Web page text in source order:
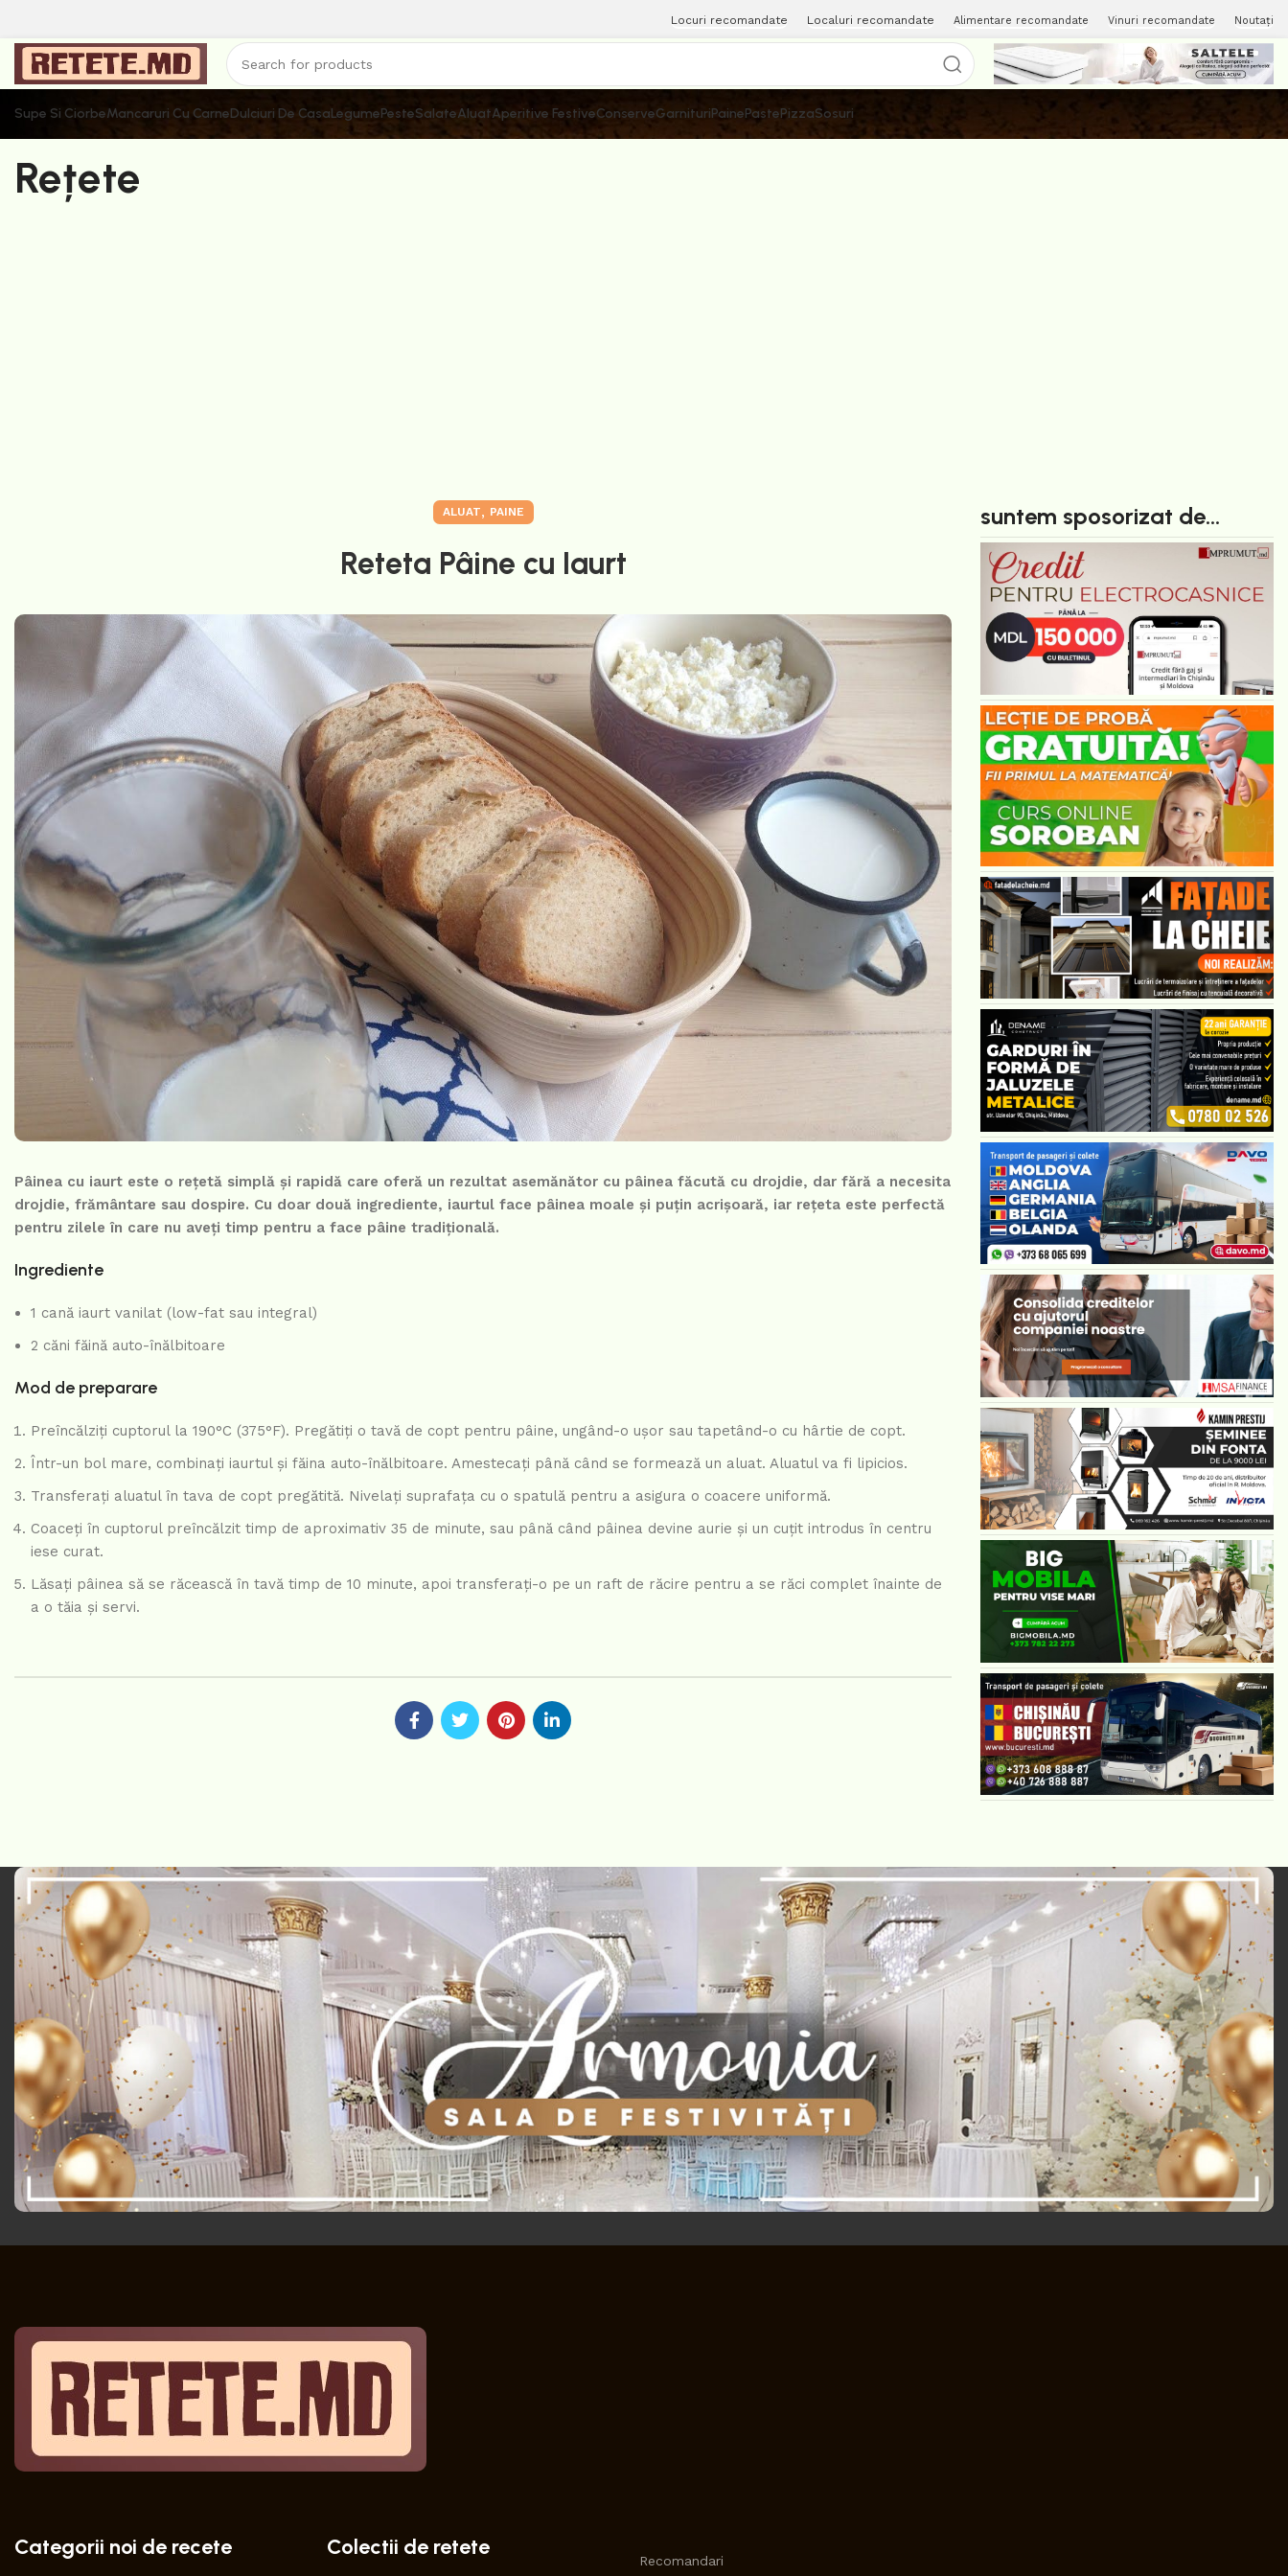
Locuri recomandate Localuri recomandate Alimentare recomandate Vinuri recomandate Noutați
Supe Si CiorbeMancaruri Cu CarneDulciuri De CasaLegumePesteSalateAluatAperitive FestiveConserveGarnituriPainePastePizzaSosuri
Rețete
ALUAT, PAINE
Reteta Pâine cu Iaurt
Pâinea cu iaurt este o rețetă simplă și rapidă care oferă un rezultat asemănător cu pâinea făcută cu drojdie, dar fără a necesita
drojdie, frământare sau dospire. Cu doar două ingrediente, iaurtul face pâinea moale și puțin acrișoară, iar rețeta este perfectă
pentru zilele în care nu aveți timp pentru a face pâine tradițională.
Ingrediente
1 cană iaurt vanilat (low-fat sau integral)
2 căni făină auto-înălbitoare
Mod de preparare
Preîncălziți cuptorul la 190°C (375°F). Pregătiți o tavă de copt pentru pâine, ungând-o ușor sau tapetând-o cu hârtie de copt.
Într-un bol mare, combinați iaurtul și făina auto-înălbitoare. Amestecați până când se formează un aluat. Aluatul va fi lipicios.
Transferați aluatul în tava de copt pregătită. Nivelați suprafața cu o spatulă pentru a asigura o coacere uniformă.
Coaceți în cuptorul preîncălzit timp de aproximativ 35 de minute, sau până când pâinea devine aurie și un cuțit introdus în centru
iese curat.
Lăsați pâinea să se răcească în tavă timp de 10 minute, apoi transferați-o pe un raft de răcire pentru a se răci complet înainte de
a o tăia și servi.
suntem sposorizat de...
Categorii noi de recete Colectii de retete
Recomandari